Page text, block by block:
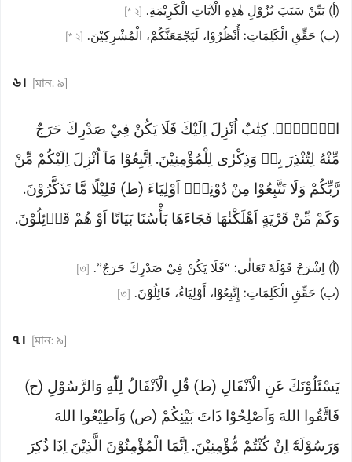
(أ) بَيِّنْ سَبَبَ نُزُوْلِ هٰذِهِ الْآيَاتِ الْكَرِيْمَةِ. [২ *]
(ب) حَقِّقِ الْكَلِمَاتِ: أُنْظُرُوْا، لَيَجْمَعَنَّكُمْ، الْمُشْرِكِيْنَ. [২ *]
৬। [মান: ৯]
الۤمّۤصۤ. كِتٰبٌ اُنْزِلَ اِلَيْكَ فَلَا يَكُنْ فِيْ صَدْرِكَ حَرَجٌ
مِّنْهُ لِتُنْذِرَ بِهٖ وَذِكْرٰى لِلْمُؤْمِنِيْنَ. اِتَّبِعُوْا مَآ اُنْزِلَ اِلَيْكُمْ مِّنْ
رَّبِّكُمْ وَلَا تَتَّبِعُوْا مِنْ دُوْنِهٖٓ اَوْلِيَاءَ (ط) قَلِيْلًا مَّا تَذَكَّرُوْنَ.
وَكَمْ مِّنْ قَرْيَةٍ اَهْلَكْنٰهَا فَجَاءَهَا بَأْسُنَا بَيَاتًا اَوْ هُمْ قَاۤئِلُوْنَ.
(أ) اِشْرَحْ قَوْلَهٗ تَعَالٰى: “فَلَا يَكُنْ فِيْ صَدْرِكَ حَرَجٌ”. [৩]
(ب) حَقِّقِ الْكَلِمَاتِ: إِتَّبِعُوْا، أَوْلِيَاءُ، قَائِلُوْنَ. [৩]
৭। [মান: ৯]
يَسْئَلُوْنَكَ عَنِ الْاَنْفَالِ (ط) قُلِ الْاَنْفَالُ لِلّٰهِ وَالرَّسُوْلِ (ج)
فَاتَّقُوا اللهَ وَاَصْلِحُوْا ذَاتَ بَيْنِكُمْ (ص) وَاَطِيْعُوا اللهَ
وَرَسُوْلَهٗٓ اِنْ كُنْتُمْ مُّؤْمِنِيْنَ. اِنَّمَا الْمُؤْمِنُوْنَ الَّذِيْنَ اِذَا ذُكِرَ